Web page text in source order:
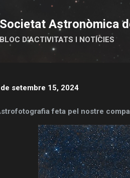
Societat Astronòmica
BLOC D'ACTIVITATS I NOTÍCIES
de setembre 15, 2024
feta pel nostre